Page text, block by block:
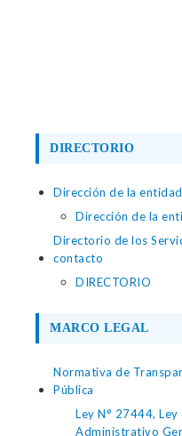
DIRECTORIO
Dirección de la entidad
Dirección de la
Directorio de los
contacto
DIRECTORIO
MARCO LEGAL
Normativa de
Pública
Ley N° 27444,
Administrativo